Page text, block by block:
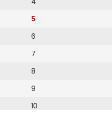
5
6
7
8
9
10